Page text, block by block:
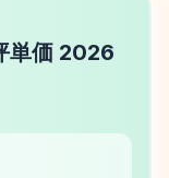
単価 2026